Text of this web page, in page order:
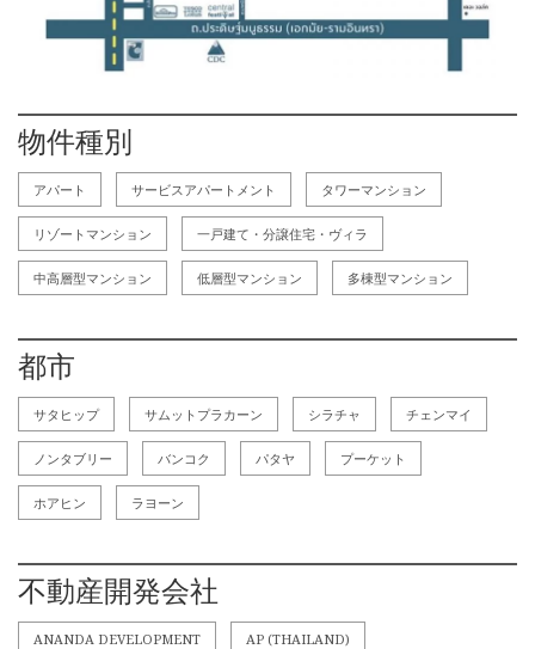
物件種別
アパート サービスアパートメント タワーマンション
リゾートマンション 一戸建て・分譲住宅・ヴィラ
中高層型マンション 低層型マンション 多棟型マンション
都市
サタヒップ サムットプラカーン シラチャ チェンマイ
ノンタブリー バンコク パタヤ プーケット
ホアヒン ラヨーン
不動産開発会社
ANANDA DEVELOPMENT AP (THAILAND)